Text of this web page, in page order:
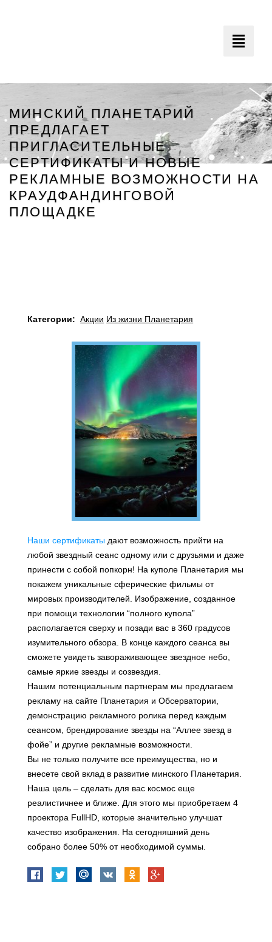
Toggle
Минский Планетарий
МИНСКИЙ ПЛАНЕТАРИЙ
ПРЕДЛАГАЕТ
ПРИГЛАСИТЕЛЬНЫЕ
СЕРТИФИКАТЫ И НОВЫЕ
РЕКЛАМНЫЕ ВОЗМОЖНОСТИ НА
КРАУДФАНДИНГОВОЙ
ПЛОЩАДКЕ
Категории: Акции Из жизни Планетария
Наши сертификаты дают возможность прийти на
любой звездный сеанс одному или с друзьями и даже
принести с собой попкорн! На куполе Планетария мы
покажем уникальные сферические фильмы от
мировых производителей. Изображение, созданное
при помощи технологии “полного купола”
располагается сверху и позади вас в 360 градусов
изумительного обзора. В конце каждого сеанса вы
сможете увидеть завораживающее звездное небо,
самые яркие звезды и созвездия.
Нашим потенциальным партнерам мы предлагаем
рекламу на сайте Планетария и Обсерватории,
демонстрацию рекламного ролика перед каждым
сеансом, брендирование звезды на “Аллее звезд в
фойе” и другие рекламные возможности.
Вы не только получите все преимущества, но и
внесете свой вклад в развитие минского Планетария.
Наша цель – сделать для вас космос еще
реалистичнее и ближе. Для этого мы приобретаем 4
проектора FullHD, которые значительно улучшат
качество изображения. На сегодняшний день
собрано более 50% от необходимой суммы.